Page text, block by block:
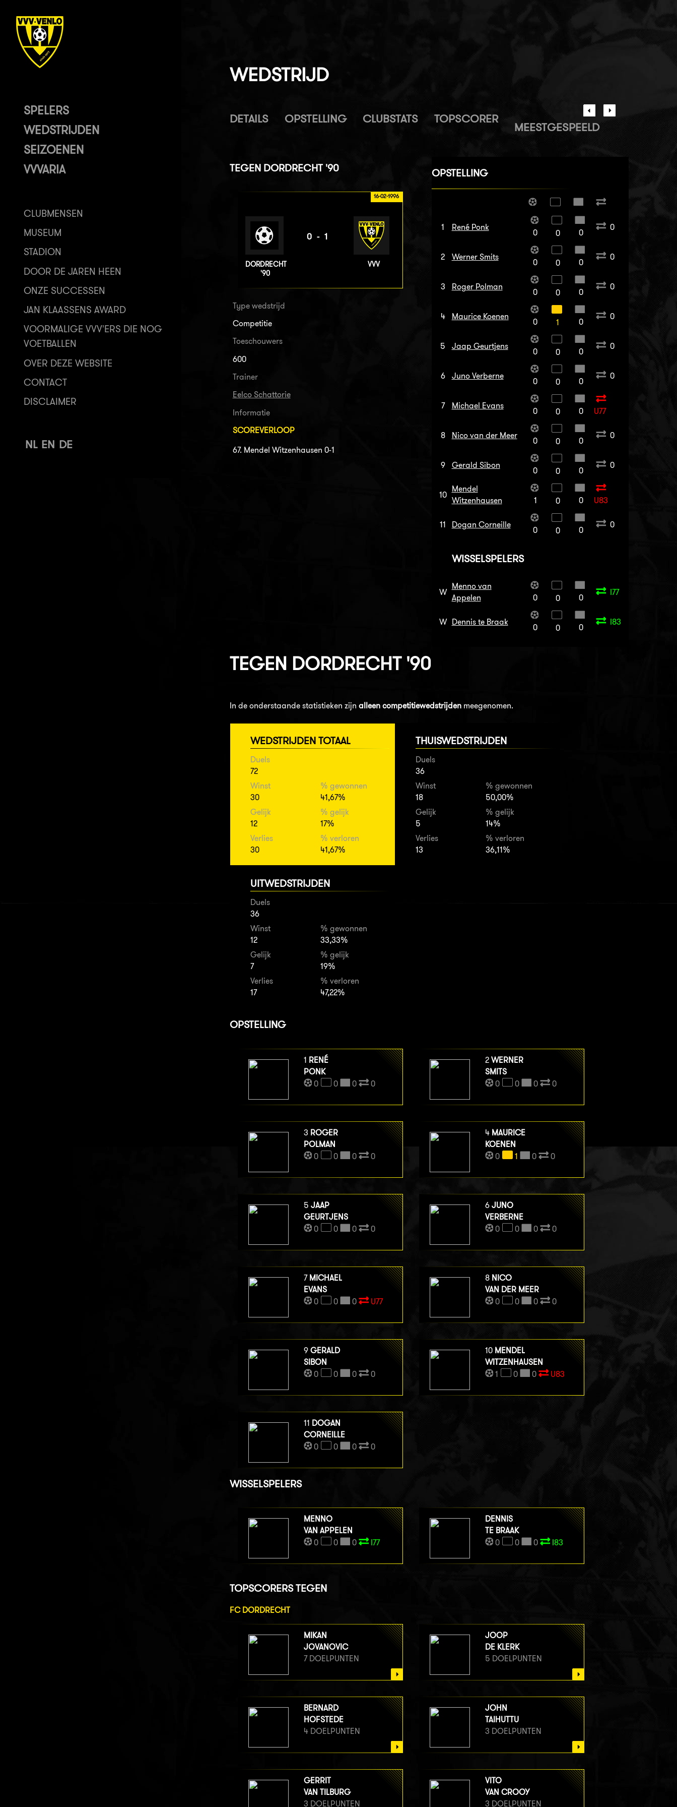
SPELERS
WEDSTRIJDEN
SEIZOENEN
VVVARIA
CLUBMENSEN
MUSEUM
STADION
DOOR DE JAREN HEEN
ONZE SUCCESSEN
JAN KLAASSENS AWARD
VOORMALIGE VVV'ERS DIE NOG
VOETBALLEN
OVER DEZE WEBSITE
CONTACT
DISCLAIMER
NL EN DE
WEDSTRIJD
DETAILS OPSTELLING CLUBSTATS TOPSCORER
MEESTGESPEELD
TEGEN DORDRECHT '90
16-02-1996
DORDRECHT
'90
0-1
VVV
Type wedstrijd
Competitie
Toeschouwers
600
Trainer
Eelco Schattorie
Informatie
SCOREVERLOOP
67. Mendel Witzenhausen 0-1
OPSTELLING
1 René Ponk
0 0 0
0
2 Werner Smits
0 0 0
0
3 Roger Polman
0 0 0
0
4 Maurice Koenen
0 1 0
0
5 Jaap Geurtjens
0 0 0
0
6 Juno Verberne
0 0 0
0
7 Michael Evans
0 0 0 U77
8 Nico van der Meer
0 0 0
0
9 Gerald Sibon
0 0 0
0
10
Mendel
Witzenhausen
1 0 0 U83
11 Dogan Corneille
0 0 0
0
WISSELSPELERS
W
Menno van
Appelen
0 0 0
I77
W Dennis te Braak
0 0 0
I83
TEGEN DORDRECHT '90
In de onderstaande statistieken zijn alleen competitiewedstrijdenmeegenomen.
WEDSTRIJDEN TOTAAL
Duels
72
Winst
30
% gewonnen
41,67%
Gelijk
12
% gelijk
17%
Verlies
30
% verloren
41,67%
THUISWEDSTRIJDEN
Duels
36
Winst
18
% gewonnen
50,00%
Gelijk
5
% gelijk
14%
Verlies
13
% verloren
36,11%
UITWEDSTRIJDEN
Duels
36
Winst
12
% gewonnen
33,33%
Gelijk
7
% gelijk
19%
Verlies
17
% verloren
47,22%
OPSTELLING
1 RENÉ
PONK
0
0 0 0
2 WERNER
SMITS
0
0 0 0
3 ROGER
POLMAN
0
0 0 0
4 MAURICE
KOENEN
0
1 0 0
5 JAAP
GEURTJENS
0
0 0 0
6 JUNO
VERBERNE
0
0 0 0
7 MICHAEL
EVANS
0
0 0 U77
8 NICO
VAN DER MEER
0
0 0 0
9 GERALD
SIBON
0
0 0 0
10 MENDEL
WITZENHAUSEN
1
0 0 U83
11 DOGAN
CORNEILLE
0
0 0 0
WISSELSPELERS
MENNO
VAN APPELEN
0
0 0 I77
DENNIS
TE BRAAK
0
0 0 I83
TOPSCORERS TEGEN
FC DORDRECHT
MIKAN
JOVANOVIC
7 DOELPUNTEN
JOOP
DE KLERK
5 DOELPUNTEN
BERNARD
HOFSTEDE
4 DOELPUNTEN
JOHN
TAIHUTTU
3 DOELPUNTEN
GERRIT
VAN TILBURG
3 DOELPUNTEN
VITO
VAN CROOY
3 DOELPUNTEN